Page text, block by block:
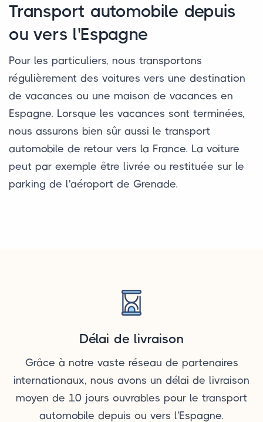
Transport automobile depuis
ou vers l'Espagne
Pour les particuliers, nous transportons
régulièrement des voitures vers une destination
de vacances ou une maison de vacances en
Espagne. Lorsque les vacances sont terminées,
nous assurons bien sûr aussi le transport
automobile de retour vers la France. La voiture
peut par exemple être livrée ou restituée sur le
parking de l'aéroport de Grenade.
Délai de livraison
Grâce à notre vaste réseau de partenaires
internationaux, nous avons un délai de livraison
moyen de 10 jours ouvrables pour le transport
automobile depuis ou vers l'Espagne.